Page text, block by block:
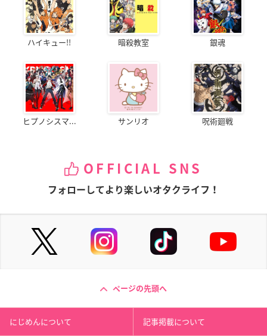
ハイキュー!! 暗殺教室 銀魂
ヒプノシスマ... サンリオ 呪術廻戦
OFFICIAL SNS
フォローしてより楽しいオタクライフ！
ページの先頭へ
にじめんについて 記事掲載について